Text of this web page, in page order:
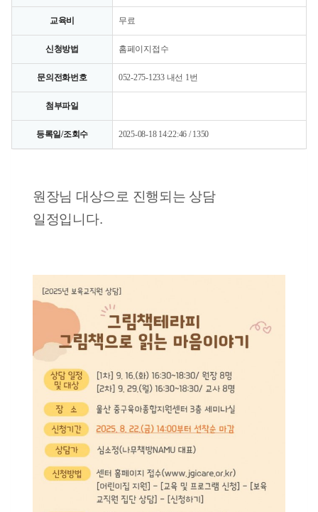
교육비 무료
신청방법 홈페이지접수
문의전화번호 052-275-1233 내선 1번
첨부파일
등록일/조회수 2025-08-18 14:22:46 / 1350
원장님 대상으로 진행되는 상담
일정입니다.